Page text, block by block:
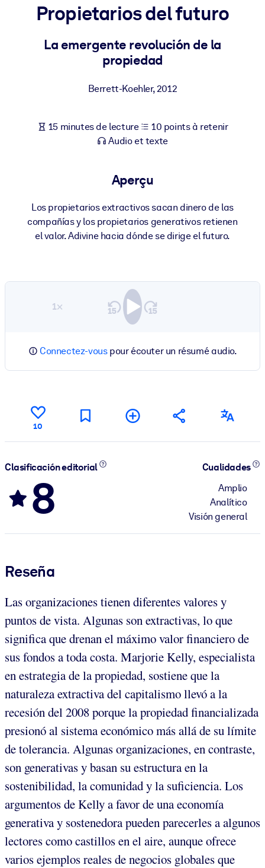
PAR SYSTÈME
LMS/LXP pour de meilleurs résultats d'apprentissage.
Enrichissez votre bibliothèque d'entreprise avec des
commerciales fiables et prêtes à l'emploi.
Alimentez vos systèmes d'IA avec des connaissances fiables et
Propietarios del futuro
La emergente revolución de la
propiedad
Berrett-Koehler,2012
15 minutes de lecture
10 points à retenir
Audio et texte
Aperçu
Los propietarios extractivos sacan dinero de las
compañías y los propietarios generativos retienen
el valor. Adivine hacia dónde se dirige el futuro.
1×
Connectez-vouspour écouter un résumé audio.
10
Clasificación editorial
8
Cualidades
Amplio
Analítico
Visión general
Reseña
Las organizaciones tienen diferentes valores y
puntos de vista. Algunas son extractivas, lo que
significa que drenan el máximo valor financiero de
sus fondos a toda costa. Marjorie Kelly, especialista
en estrategia de la propiedad, sostiene que la
naturaleza extractiva del capitalismo llevó a la
recesión del 2008 porque la propiedad financializada
presionó al sistema económico más allá de su límite
de tolerancia. Algunas organizaciones, en contraste,
son generativas y basan su estructura en la
sostenibilidad, la comunidad y la suficiencia. Los
argumentos de Kelly a favor de una economía
generativa y sostenedora pueden parecerles a algunos
lectores como castillos en el aire, aunque ofrece
varios ejemplos reales de negocios globales que